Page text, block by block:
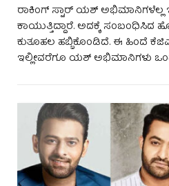
ರಾಕಿಂಗ್ ಸ್ಟಾರ್ ಯಶ್ ಅಭಿಮಾನಿಗಳೆಲ್ಲ
ಕಾಯುತ್ತಿದ್ದಾರೆ. ಅದಕ್ಕೆ ಸಂಬಂಧಿಸಿದ
ಕುತೂಹಲ ಹಬ್ಬಿಕೊಂಡಿದೆ. ಈ ಹಿಂದೆ
ಇಲ್ಲೀವರೆಗೂ ಯಶ್ ಅಭಿಮಾನಿಗಳು